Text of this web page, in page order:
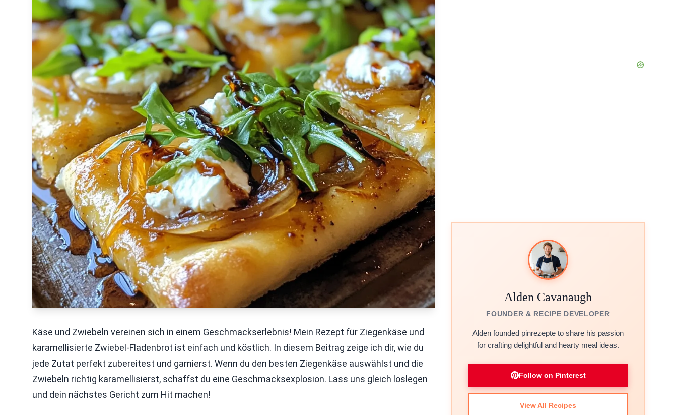
Käse und Zwiebeln vereinen sich in einem Geschmackserlebnis! Mein Rezept für Ziegenkäse und
karamellisierte Zwiebel-Fladenbrot ist einfach und köstlich. In diesem Beitrag zeige ich dir, wie du
jede Zutat perfekt zubereitest und garnierst. Wenn du den besten Ziegenkäse auswählst und die
Zwiebeln richtig karamellisierst, schaffst du eine Geschmacksexplosion. Lass uns gleich loslegen
und dein nächstes Gericht zum Hit machen!
Alden Cavanaugh
FOUNDER & RECIPE DEVELOPER
Alden founded pinrezepte to share his passion
for crafting delightful and hearty meal ideas.
Follow on Pinterest
View All Recipes